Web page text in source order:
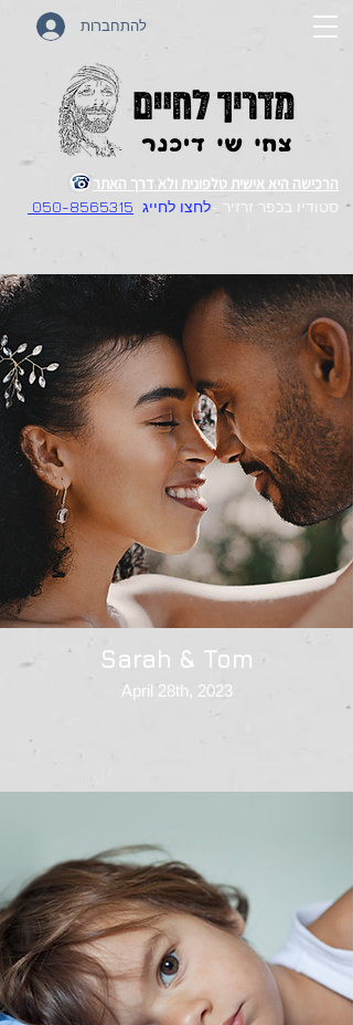
להתחברות
הרכישה היא אישית טלפונית ולא דרך האתר
סטודיו בכפר זרזיר -לחצו לחייג 050-8565315
Sarah & Tom
April 28th, 2023